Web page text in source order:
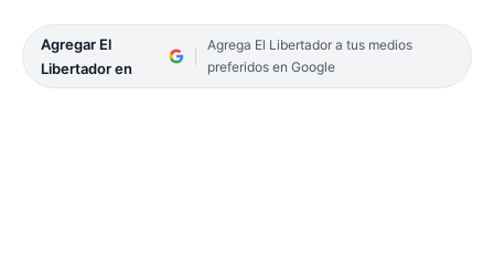
Agregar El
Libertador en
Agrega El Libertador a tus medios
preferidos en Google